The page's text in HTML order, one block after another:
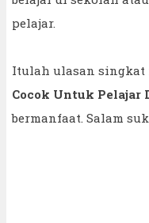
pelajar.
Itulah ulasan singkat
Cocok Untuk Pelajar
bermanfaat. Salam